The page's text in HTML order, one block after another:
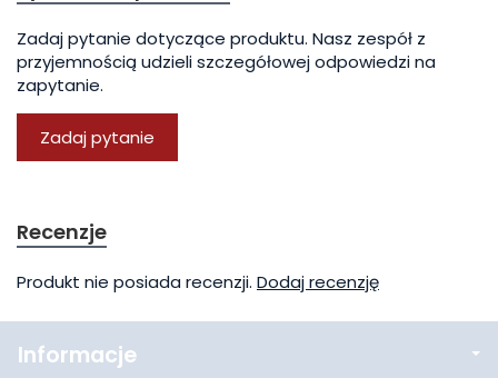
Zadaj pytanie dotyczące produktu. Nasz zespół z
przyjemnością udzieli szczegółowej odpowiedzi na
zapytanie.
Zadaj pytanie
Recenzje
Produkt nie posiada recenzji. Dodaj recenzję
Informacje